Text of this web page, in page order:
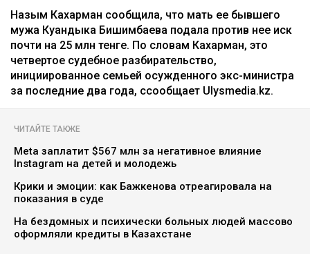
Назым Кахарман сообщила, что мать ее бывшего
мужа Куандыка Бишимбаева подала против нее иск
почти на 25 млн тенге. По словам Кахарман, это
четвертое судебное разбирательство,
инициированное семьей осужденного экс-министра
за последние два года, ссообщает Ulysmedia.kz.
ЧИТАЙТЕ ТАКЖЕ
Meta заплатит $567 млн за негативное влияние
Instagram на детей и молодежь
Крики и эмоции: как Бажкенова отреагировала на
показания в суде
На бездомных и психически больных людей массово
оформляли кредиты в Казахстане